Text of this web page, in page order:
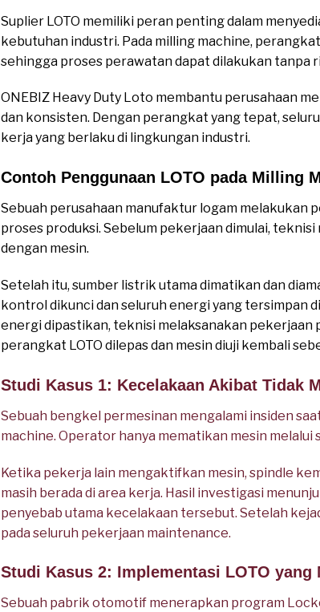
Suplier LOTO memiliki peran penting dalam
kebutuhan industri. Pada milling machine,
sehingga proses perawatan dapat dilakukan tanpa
ONEBIZ Heavy Duty Loto membantu perusahaan
dan konsisten. Dengan perangkat yang tepat,
kerja yang berlaku di lingkungan industri.
Contoh Penggunaan LOTO pada Milling
Sebuah perusahaan manufaktur logam melakukan
proses produksi. Sebelum pekerjaan dimulai,
dengan mesin.
Setelah itu, sumber listrik utama dimatikan dan
kontrol dikunci dan seluruh energi yang tersimpan
energi dipastikan, teknisi melaksanakan pekerjaan
perangkat LOTO dilepas dan mesin diuji kembali
Studi Kasus 1: Kecelakaan Akibat Tidak
Sebuah bengkel permesinan mengalami insiden
machine. Operator hanya mematikan mesin
Ketika pekerja lain mengaktifkan mesin, spindle
masih berada di area kerja. Hasil investigasi
penyebab utama kecelakaan tersebut. Setelah
pada seluruh pekerjaan maintenance.
Studi Kasus 2: Implementasi LOTO yang
Sebuah pabrik otomotif menerapkan program